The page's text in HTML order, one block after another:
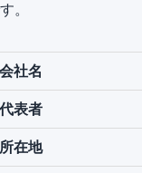
。
会社名
代表者
所在地